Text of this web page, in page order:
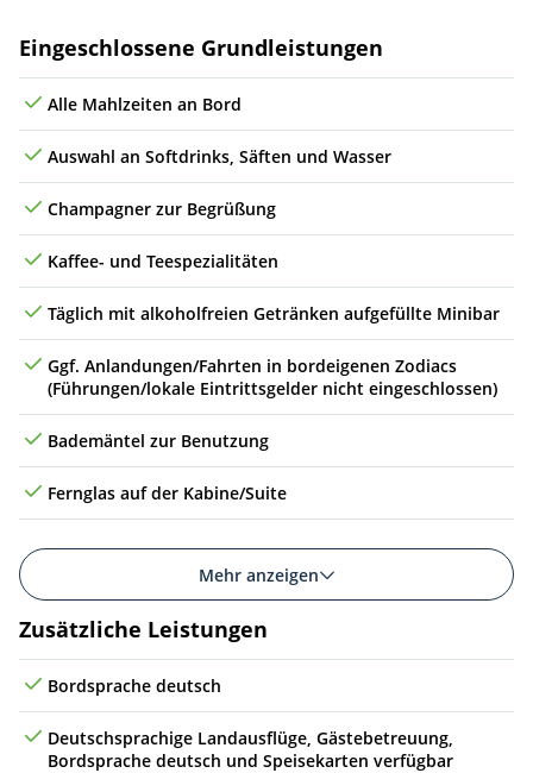
16.02.27 (auf See)
Do
Fr 19.02.27 Ross-Insel und Rossmeer, Antarktis
7 Sa 20.02.27 * Terra Nova, Antarktis
7 So 21.02.27 * Terra Nova, Antarktis
8 Victoria Land, Antarktis
Mi 24.02.27 (auf See)
Do 25.02.27
Fr 26.02.27 (auf See)
Leistungen
Eingeschlossene Grundleistungen
Alle Mahlzeiten an Bord
Auswahl an Softdrinks, Säften und Wasser
Champagner zur Begrüßung
Kaffee- und Teespezialitäten
Täglich mit alkoholfreien Getränken aufgefüllte Minibar
Ggf. Anlandungen/Fahrten in bordeigenen Zodiacs
(Führungen/lokale Eintrittsgelder nicht eingeschlossen)
Bademäntel zur Benutzung
Fernglas auf der Kabine/Suite
Mehr anzeigen
Zusätzliche Leistungen
Bordsprache deutsch
Deutschsprachige Landausflüge, Gästebetreuung,
Bordsprache deutsch und Speisekarten verfügbar